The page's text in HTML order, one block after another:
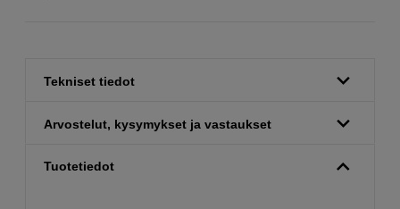
Tekniset tiedot
Arvostelut, kysymykset ja vastaukset
Tuotetiedot